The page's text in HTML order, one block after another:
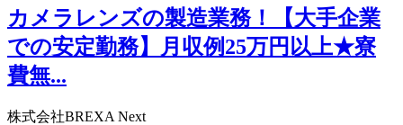
カメラレンズの製造業務！【大手企業
での安定勤務】月収例25万円以上★寮
費無...
株式会社BREXA Next